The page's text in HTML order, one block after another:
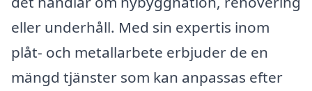
eller underhåll. Med sin expertis inom
plåt- och metallarbete erbjuder de en
mängd tjänster som kan anpassas efter